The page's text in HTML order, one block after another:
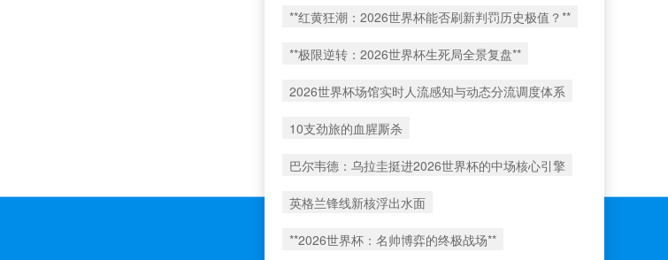
**红黄狂潮：2026世界杯能否刷新判罚历史极值？**
**极限逆转：2026世界杯生死局全景复盘**
2026世界杯场馆实时人流感知与动态分流调度体系
10支劲旅的血腥厮杀
巴尔韦德：乌拉圭挺进2026世界杯的中场核心引擎
英格兰锋线新核浮出水面
**2026世界杯：名帅博弈的终极战场**